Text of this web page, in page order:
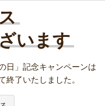
います
日」記念キャンペーンは
終了いたしました。
様は